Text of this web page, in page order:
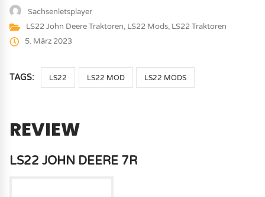
Sachsenletsplayer
LS22 John Deere Traktoren, LS22 Mods, LS22 Traktoren
5. März 2023
TAGS: LS22 LS22 MOD LS22 MODS
REVIEW
LS22 JOHN DEERE 7R